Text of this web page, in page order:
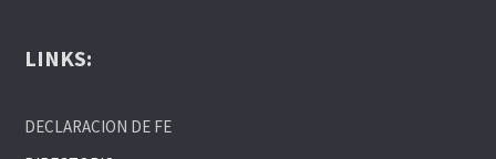
LINKS:
DECLARACION DE FE